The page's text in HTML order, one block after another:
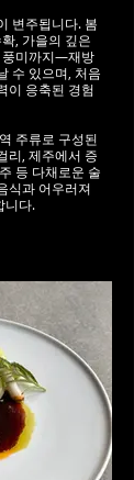
변주됩니다. 봄
, 가을의 깊은
풍미까지—재방
수 있으며, 처음
이 응축된 경험
주류로 구성된
리, 제주에서 증
등 다채로운 술
식과 어우러져
니다.